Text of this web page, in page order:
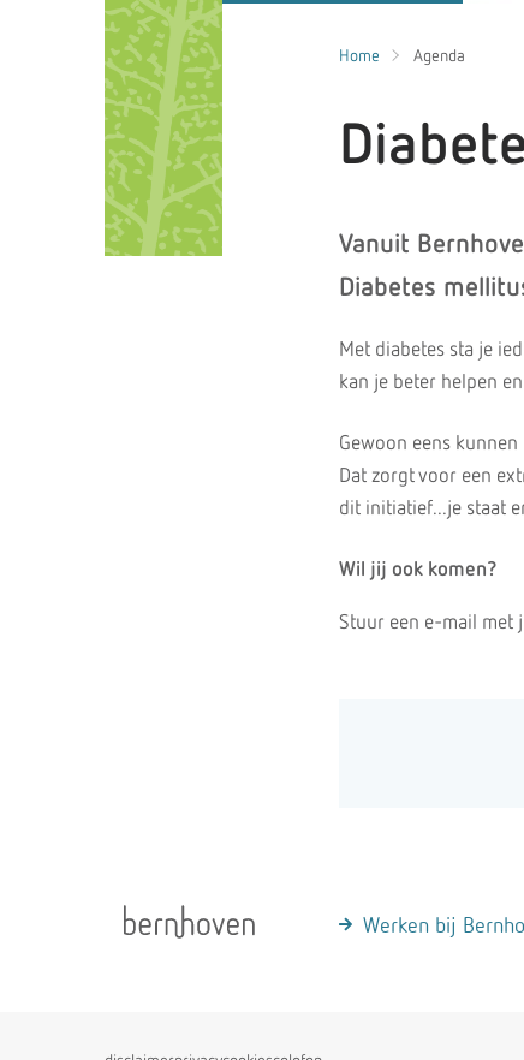
Home Agenda
Vanuit
Diabetes
Met diabetes sta je
kan je beter helpen
Gewoon eens
Dat zorgt voor een
dit initiatief...je staat
Wil jij ook komen?
Stuur een e-mail met
Werken bij